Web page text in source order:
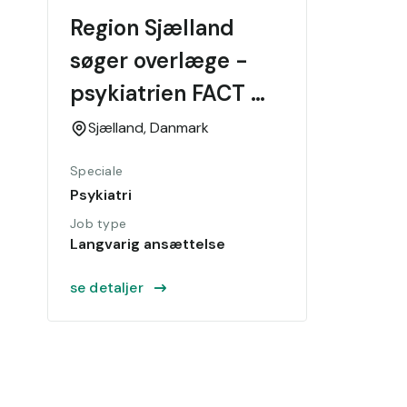
Region Sjælland
søger overlæge -
psykiatrien FACT
team A
Sjælland,Danmark
Speciale
Psykiatri
Job type
Langvarig ansættelse
se detaljer